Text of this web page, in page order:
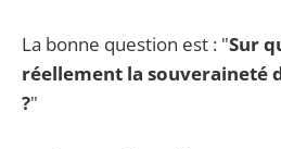
La bonne question est : "Sur
réellement la souveraineté
?"